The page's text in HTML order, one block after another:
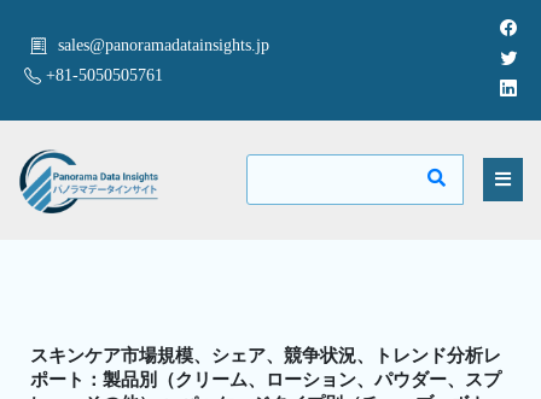
sales@panoramadatainsights.jp
+81-5050505761
スキンケア市場規模、シェア、競争状況、トレンド分析レ
ポート：製品別（クリーム、ローション、パウダー、スプ